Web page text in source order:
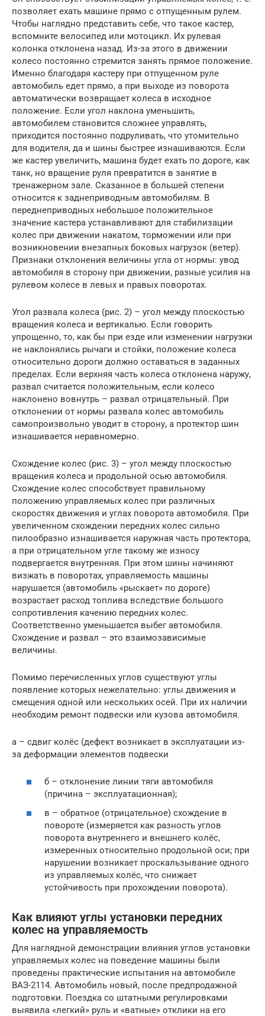
позволяет ехать машине прямо с отпущенным рулем.
Чтобы наглядно представить себе, что такое кастер,
вспомните велосипед или мотоцикл. Их рулевая
колонка отклонена назад. Из-за этого в движении
колесо постоянно стремится занять прямое положение.
Именно благодаря кастеру при отпущенном руле
автомобиль едет прямо, а при выходе из поворота
автоматически возвращает колеса в исходное
положение. Если угол наклона уменьшить,
автомобилем становится сложнее управлять,
приходится постоянно подруливать, что утомительно
для водителя, да и шины быстрее изнашиваются. Если
же кастер увеличить, машина будет ехать по дороге, как
танк, но вращение руля превратится в занятие в
тренажерном зале. Сказанное в большей степени
относится к заднеприводным автомобилям. В
переднеприводных небольшое положительное
значение кастера устанавливают для стабилизации
колес при движении накатом, торможении или при
возникновении внезапных боковых нагрузок (ветер).
Признаки отклонения величины угла от нормы: увод
автомобиля в сторону при движении, разные усилия на
рулевом колесе в левых и правых поворотах.
Угол развала колеса (рис. 2) – угол между плоскостью
вращения колеса и вертикалью. Если говорить
упрощенно, то, как бы при езде или изменении нагрузки
не наклонялись рычаги и стойки, положение колеса
относительно дороги должно оставаться в заданных
пределах. Если верхняя часть колеса отклонена наружу,
развал считается положительным, если колесо
наклонено вовнутрь – развал отрицательный. При
отклонении от нормы развала колес автомобиль
самопроизвольно уводит в сторону, а протектор шин
изнашивается неравномерно.
Схождение колес (рис. 3) – угол между плоскостью
вращения колеса и продольной осью автомобиля.
Схождение колес способствует правильному
положению управляемых колес при различных
скоростях движения и углах поворота автомобиля. При
увеличенном схождении передних колес сильно
пилообразно изнашивается наружная часть протектора,
а при отрицательном угле такому же износу
подвергается внутренняя. При этом шины начиняют
визжать в поворотах, управляемость машины
нарушается (автомобиль «рыскает» по дороге)
возрастает расход топлива вследствие большого
сопротивления качению передних колес.
Соответственно уменьшается выбег автомобиля.
Схождение и развал – это взаимозависимые
величины.
Помимо перечисленных углов существуют углы
появление которых нежелательно: углы движения и
смещения одной или нескольких осей. При их наличии
необходим ремонт подвески или кузова автомобиля.
а – сдвиг колёс (дефект возникает в эксплуатации из-
за деформации элементов подвески
б – отклонение линии тяги автомобиля
(причина – эксплуатационная);
в – обратное (отрицательное) схождение в
повороте (измеряется как разность углов
поворота внутреннего и внешнего колёс,
измеренных относительно продольной оси; при
нарушении возникает проскальзывание одного
из управляемых колёс, что снижает
устойчивость при прохождении поворота).
Как влияют углы установки передних
колес на управляемость
Для наглядной демонстрации влияния углов установки
управляемых колес на поведение машины были
проведены практические испытания на автомобиле
ВАЗ-2114. Автомобиль новый, после предпродажной
подготовки. Поездка со штатными регулировками
выявила «легкий» руль и «ватные» отклики на его